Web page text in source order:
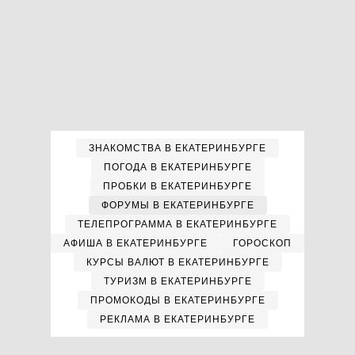
ЗНАКОМСТВА В ЕКАТЕРИНБУРГЕ
ПОГОДА В ЕКАТЕРИНБУРГЕ
ПРОБКИ В ЕКАТЕРИНБУРГЕ
ФОРУМЫ В ЕКАТЕРИНБУРГЕ
ТЕЛЕПРОГРАММА В ЕКАТЕРИНБУРГЕ
АФИША В ЕКАТЕРИНБУРГЕ
ГОРОСКОП
КУРСЫ ВАЛЮТ В ЕКАТЕРИНБУРГЕ
ТУРИЗМ В ЕКАТЕРИНБУРГЕ
ПРОМОКОДЫ В ЕКАТЕРИНБУРГЕ
РЕКЛАМА В ЕКАТЕРИНБУРГЕ